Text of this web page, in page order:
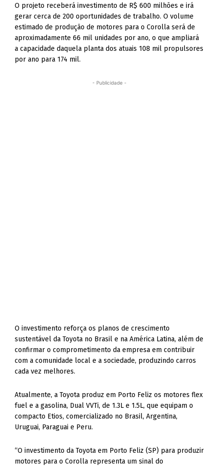
O projeto receberá investimento de R$ 600 milhões e irá
gerar cerca de 200 oportunidades de trabalho. O volume
estimado de produção de motores para o Corolla será de
aproximadamente 66 mil unidades por ano, o que ampliará
a capacidade daquela planta dos atuais 108 mil propulsores
por ano para 174 mil.
- Publicidade -
O investimento reforça os planos de crescimento
sustentável da Toyota no Brasil e na América Latina, além de
confirmar o comprometimento da empresa em contribuir
com a comunidade local e a sociedade, produzindo carros
cada vez melhores.
Atualmente, a Toyota produz em Porto Feliz os motores flex
fuel e a gasolina, Dual VVTi, de 1.3L e 1.5L, que equipam o
compacto Etios, comercializado no Brasil, Argentina,
Uruguai, Paraguai e Peru.
“O investimento da Toyota em Porto Feliz (SP) para produzir
motores para o Corolla representa um sinal do